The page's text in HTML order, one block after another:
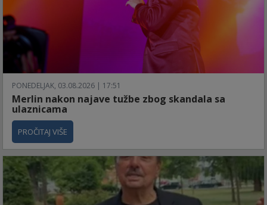
PONEDELJAK, 03.08.2026 | 17:51
Merlin nakon najave tužbe zbog skandala sa
ulaznicama
PROČITAJ VIŠE